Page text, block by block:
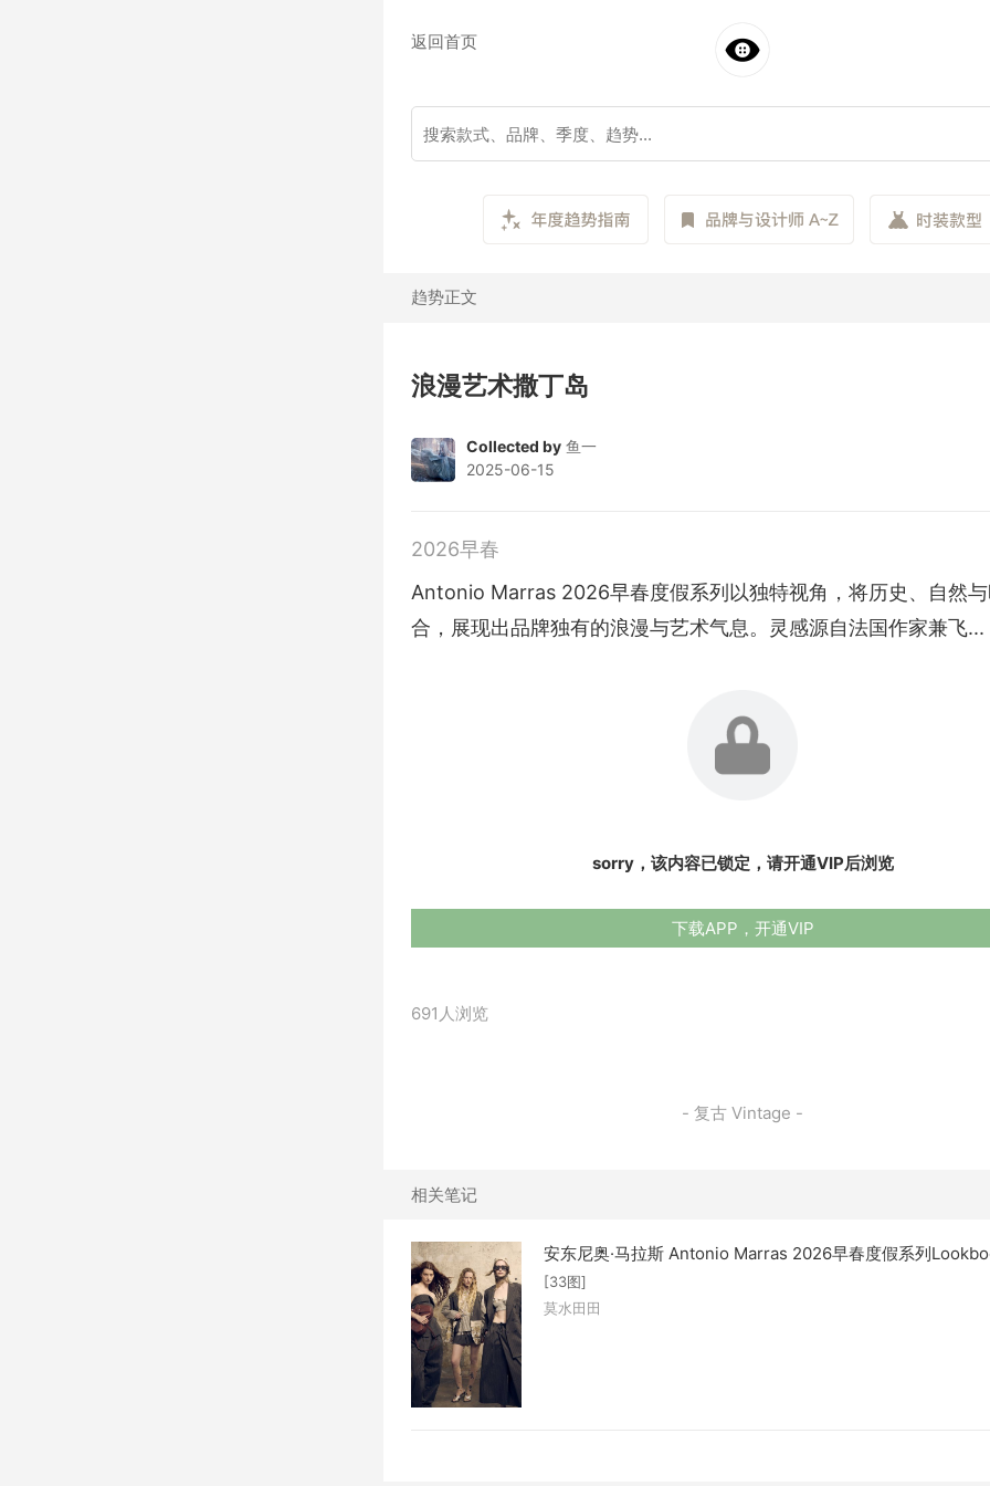
返回首页
趋势正文
浪漫艺术撒丁岛
Collected by 鱼一
2025-06-15
2026早春
Antonio Marras 2026早春度假系列以独特视角，将历史、自然
合，展现出品牌独有的浪漫与艺术气息。灵感源自法国作家兼飞...
sorry，该内容已锁定，请开通VIP后浏览
下载APP，开通VIP
691人浏览
- 复古 Vintage -
相关笔记
安东尼奥·马拉斯 Antonio Marras 2026早春度假系列
[33图]
莫水田田